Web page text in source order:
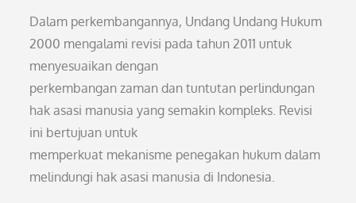
Dalam perkembangannya, Undang Undang Hukum
2000 mengalami revisi pada tahun 2011 untuk
menyesuaikan dengan
perkembangan zaman dan tuntutan perlindungan
hak asasi manusia yang semakin kompleks. Revisi
ini bertujuan untuk
memperkuat mekanisme penegakan hukum dalam
melindungi hak asasi manusia di Indonesia.